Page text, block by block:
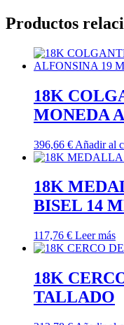
Productos
18K
MONEDA
396,66 € Añadir al
18K
BISEL 14
117,76 € Leer más
18K
TALLADO